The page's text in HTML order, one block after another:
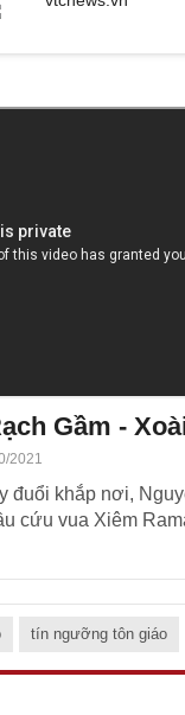
Gầm -
2021
đuổi khắp nơi,
cứu vua Xiêm
tín ngưỡng tôn giáo